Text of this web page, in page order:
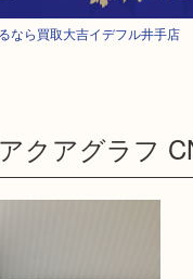
なら買取大吉イデフル井手店
クアグラフ